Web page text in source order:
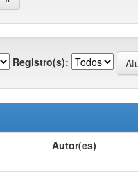
Registro(s):
Autor(es)